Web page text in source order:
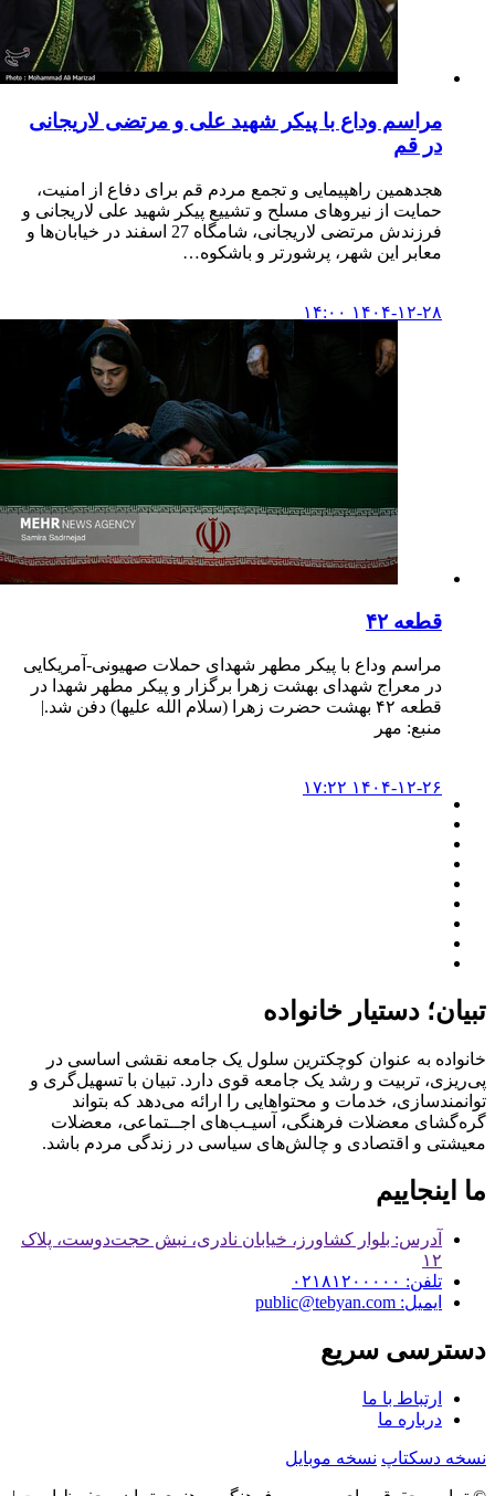
مراسم وداع با پیکر شهید علی و مرتضی لاریجانی
در قم
هجدهمین راهپیمایی و تجمع مردم قم برای دفاع از امنیت،
حمایت از نیروهای مسلح و تشییع پیکر شهید علی لاریجانی و
فرزندش مرتضی لاریجانی، شامگاه 27 اسفند در خیابان‌ها و
معابر این شهر، پرشورتر و باشکوه…
۱۴۰۴-۱۲-۲۸ ۱۴:۰۰
قطعه ۴۲
مراسم وداع با پیکر مطهر شهدای حملات صهیونی-آمریکایی
در معراج شهدای بهشت زهرا برگزار و پیکر مطهر شهدا در
قطعه ۴۲ بهشت حضرت زهرا (سلام الله علیها) دفن شد.|
منبع: مهر
۱۴۰۴-۱۲-۲۶ ۱۷:۲۲
تبیان؛ دستیار خانواده
خانواده به عنوان کوچکترین سلول یک جامعه نقشی اساسی در
پی‌ریزی، تربیت و رشد یک جامعه قوی دارد. تبیان با تسهیل‌گری و
توانمندسازی، خدمات و محتواهایی را ارائه می‌دهد که بتواند
گره‌گشای معضلات فرهنگی، آسیـب‌های اجــتماعی، معضلات
معیشتی و اقتصادی و چالش‌های سیاسی در زندگی مردم باشد.
ما اینجاییم
آدرس: بلوار کشاورز، خیابان نادری، نبش حجت‌دوست، پلاک
۱۲
تلفن: ۰۲۱۸۱۲۰۰۰۰۰
ایمیل: public@tebyan.com
دسترسی سریع
ارتباط با ما
درباره ما
نسخه دسکتاپ نسخه موبایل